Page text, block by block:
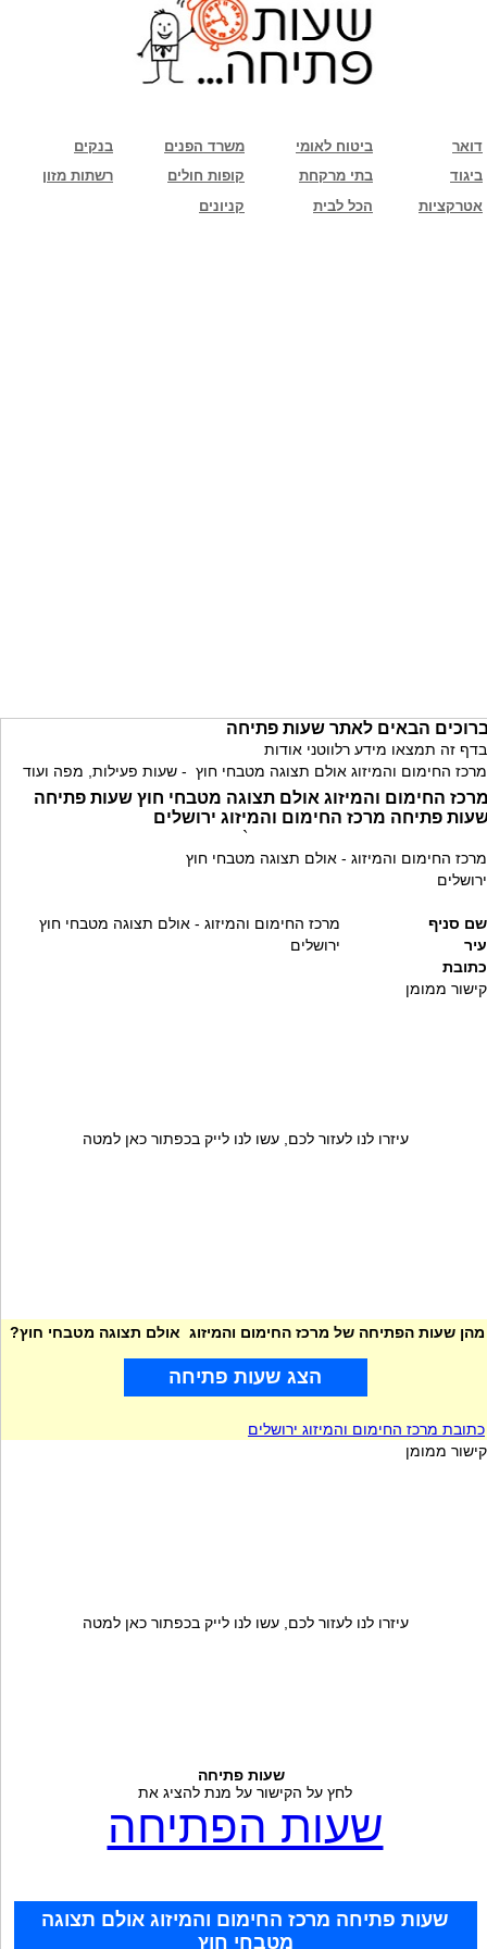
בנקים משרד הפנים ביטוח לאומי
דואר
רשתות מזון
קופות חולים בתי מרקחת
ביגוד
קניונים
הכל לבית אטרקציות
הבאים לאתר שעות פתיחה
בדף זה תמצאו מידע רלווטני אודות
מרכז החימום והמיזוג אולם תצוגה מטבחי חוץ - שעות פעילות, מפה ועוד
החימום והמיזוג אולם תצוגה מטבחי חוץ שעות פתיחה
פתיחה מרכז החימום והמיזוג ירושלים
`
מרכז החימום והמיזוג - אולם תצוגה מטבחי חוץ
ירושלים
שם סניף
מרכז החימום והמיזוג - אולם תצוגה מטבחי חוץ
עיר
ירושלים
כתובת
קישור ממומן
עיזרו לנו לעזור לכם, עשו לנו לייק בכפתור כאן למטה
מהן שעות הפתיחה של מרכז החימום והמיזוג אולם תצוגה מטבחי חוץ?
הצג שעות פתיחה
כתובת מרכז החימום והמיזוג ירושלים
קישור ממומן
עיזרו לנו לעזור לכם, עשו לנו לייק בכפתור כאן למטה
שעות פתיחה
לחץ על הקישור על מנת להציג את
שעות הפתיחה
שעות פתיחה מרכז החימום והמיזוג אולם תצוגה
מטבחי חוץ